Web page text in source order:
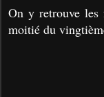
On y retrouve les
moitié du